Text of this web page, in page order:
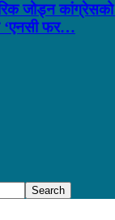
जोड्न
‘एनसी फर…